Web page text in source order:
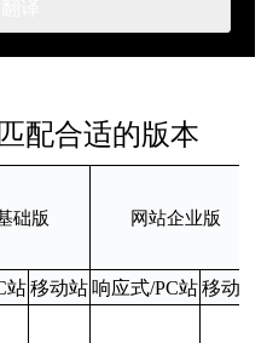
和定制化开发，能够
选，需要在腾讯云备
组（美国+香港服务
备案；
组（美国+香港服务
西班牙、意大利、荷
据空间、Facebook
页的URL（静态文件
html）
留言信息实时推送到
中文语言时，系统会
配合适的版本
础版 网站企业版
站移动站 响应式/PC站移动站